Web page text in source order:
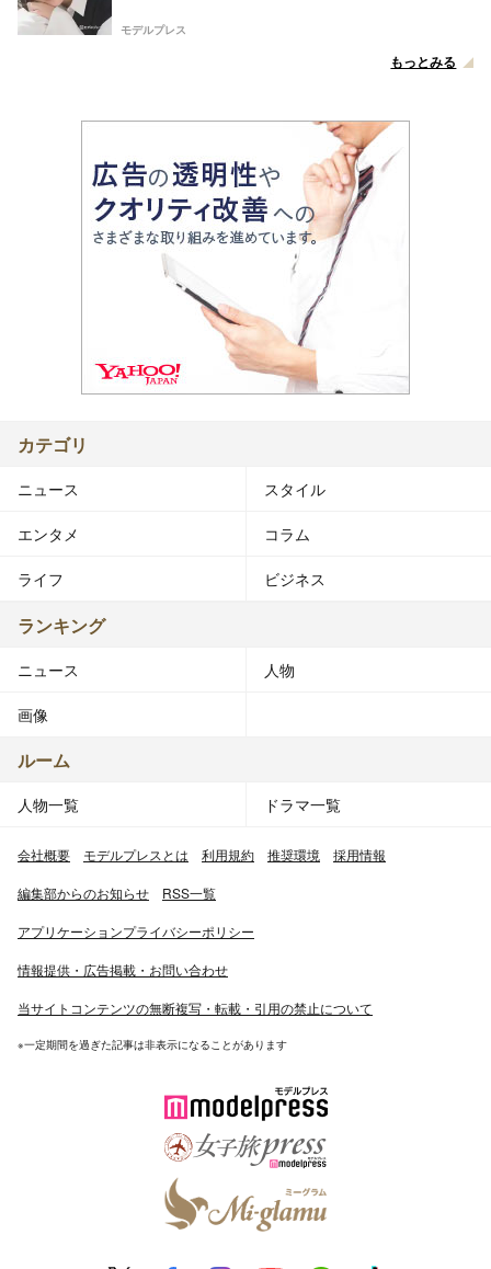
モデルプレス
もっとみる
カテゴリ
ニュース スタイル
エンタメ コラム
ライフ ビジネス
ランキング
ニュース 人物
画像
ルーム
人物一覧 ドラマ一覧
会社概要 モデルプレスとは 利用規約 推奨環境 採用情報
編集部からのお知らせ RSS一覧
アプリケーションプライバシーポリシー
情報提供・広告掲載・お問い合わせ
当サイトコンテンツの無断複写・転載・引用の禁止について
※一定期間を過ぎた記事は非表示になることがあります